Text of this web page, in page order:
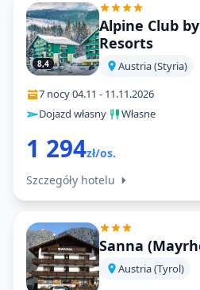
8,4
Alpine Club
Resorts
Austria (Styria)
7 nocy·04.11 - 11.11.2026
Dojazd własny· Własne
1 294zł/os.
Szczegóły hotelu
Sanna
Austria (Tyrol)